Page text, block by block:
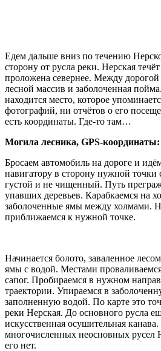
Едем дальше вниз по течению
сторону от русла реки. Нерская
проложена севернее. Между
лесной массив и заболоченная
находится место, которое
фотографий, ни отчётов о его
есть координаты. Где-то там…
Могила лесника, GPS-координаты:
Бросаем автомобиль на дороге и
навигатору в сторону нужной точки
густой и не чищенный. Путь
упавших деревьев. Карабкаемся на
заболоченные ямы между холмами.
приближаемся к нужной точке.
Начинается болото, заваленное
ямы с водой. Местами
сапог. Пробираемся в нужном
траектории. Упираемся в
заполненную водой. По карте это
реки Нерская. До основного русла
искусственная осушительная
многочисленных неосновных русел
его нет.